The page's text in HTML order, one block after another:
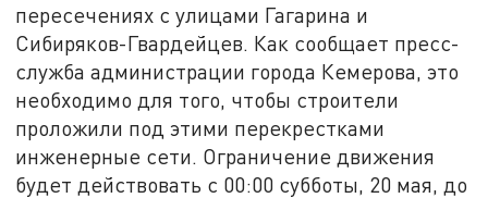
пересечениях с улицами Гагарина и
Сибиряков-Гвардейцев. Как сообщает пресс-
служба администрации города Кемерова, это
необходимо для того, чтобы строители
проложили под этими перекрестками
инженерные сети. Ограничение движения
будет действовать с 00:00 субботы, 20 мая, до